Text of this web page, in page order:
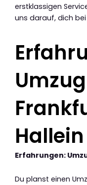
erstklassigen
uns darauf, dich
Hallein
Erfahrungen:
Du planst einen